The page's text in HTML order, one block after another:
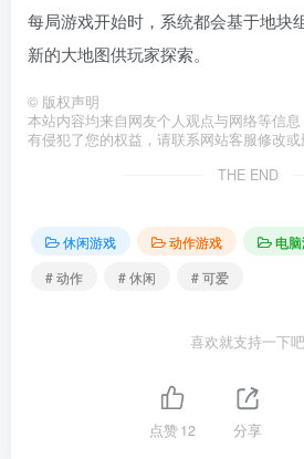
每局游戏开始时，系统都会基于地块
新的大地图供玩家探索。
© 版权声明
本站内容均来自网友个人观点与网络等信
有侵犯了您的权益，请联系网站客服修改或
THE END
休闲游戏 动作游戏
电
# 动作
# 休闲 # 可爱
喜欢就支持一下吧
点赞12 分享